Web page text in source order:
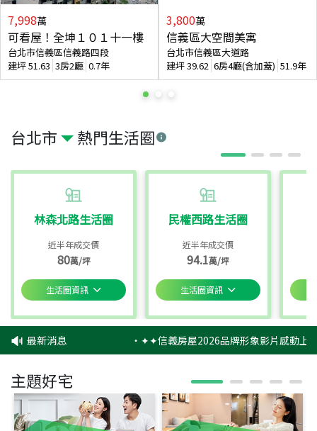
台北市 熱門生活圈
林森北路生活圈
近半年成交價
80萬/坪
生活圈資訊
民權西路生活圈
近半年成交價
94.1萬/坪
生活圈資訊
7,998萬
可看屋！全坤１０１十一樓
台北市信義區信義路四段
建坪51.63 3房2廳 0.7年
3,800萬
信義區大空間美寓
台北市信義區大道路
建坪39.62 6房4廳(含加蓋) 51.9年
最新消息 ‧✦✦信義房屋2026品牌形象影片感動上
主題好宅